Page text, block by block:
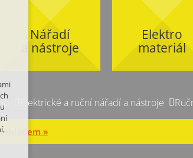
Nářadí
a nástroje
Elektro
materiál
Elektrické a ruční nářadí a nástroje
skladem »